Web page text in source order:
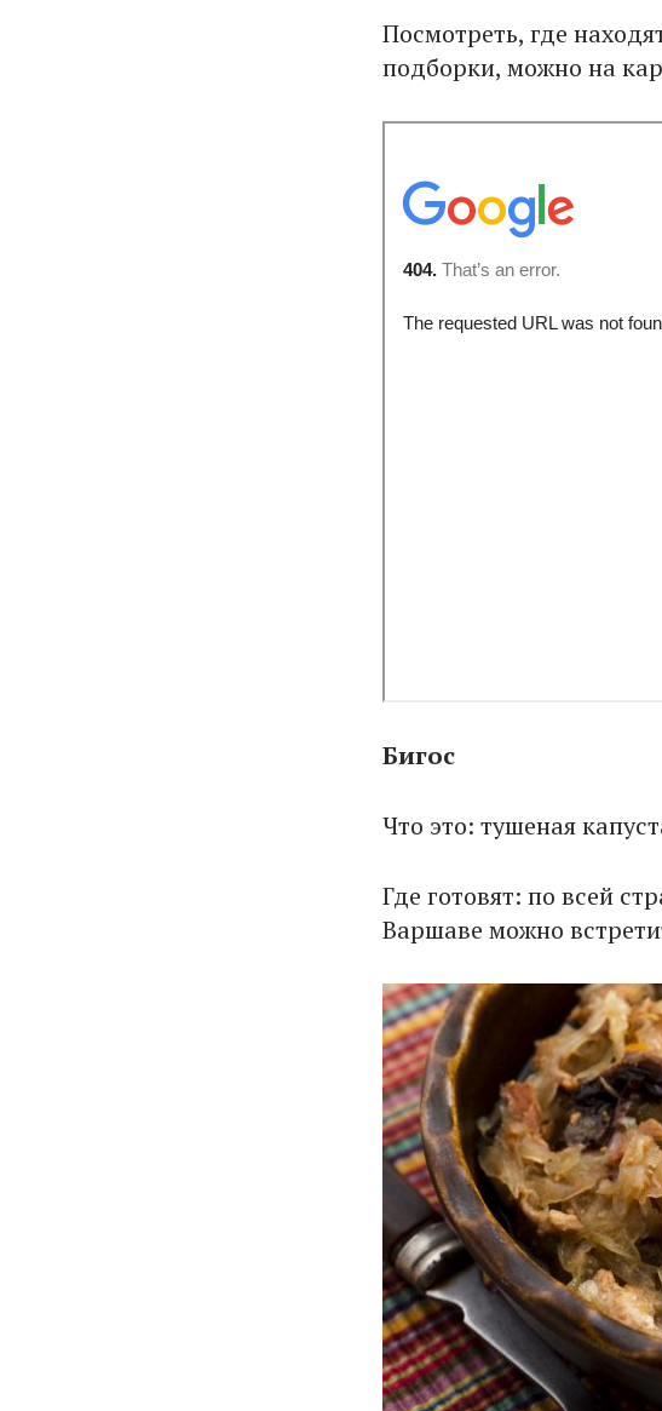
Посмотреть, где
подборки, можно на
Бигос
Что это: тушеная
Где готовят: по всей
Варшаве можно